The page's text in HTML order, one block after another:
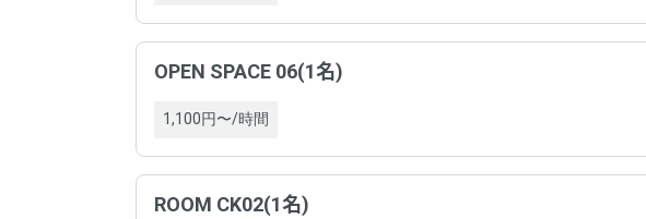
OPEN SPACE 06(1名)
1,100円〜/時間
ROOM CK02(1名)
支払時期